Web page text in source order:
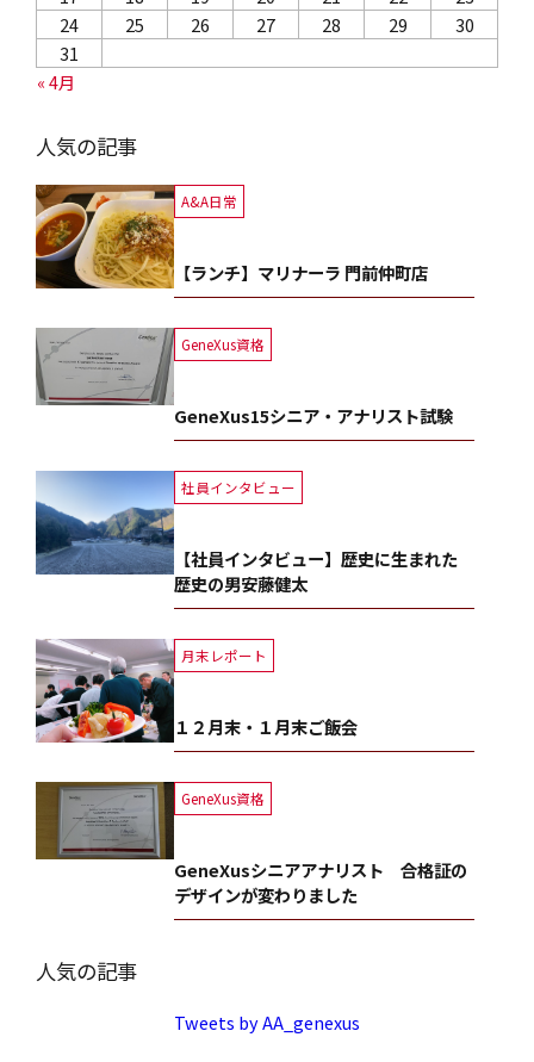
« 4月
24
25 26 27 28 29
30
31
人気の記事
A&A日常
【ランチ】マリナーラ 門前仲町店
GeneXus資格
GeneXus15シニア・アナリスト試験
社員インタビュー
【社員インタビュー】歴史に生まれた
歴史の男安藤健太
月末レポート
１２月末・１月末ご飯会
GeneXus資格
GeneXusシニアアナリスト 合格証の
デザインが変わりました
人気の記事
Tweets by AA_genexus